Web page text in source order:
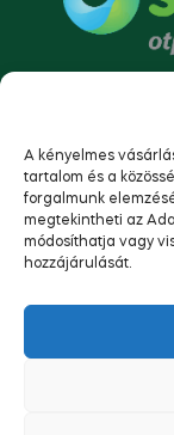
A kényelmes
tartalom és a
forgalmunk
megtekintheti az
módosíthatja vagy
hozzájárulását.